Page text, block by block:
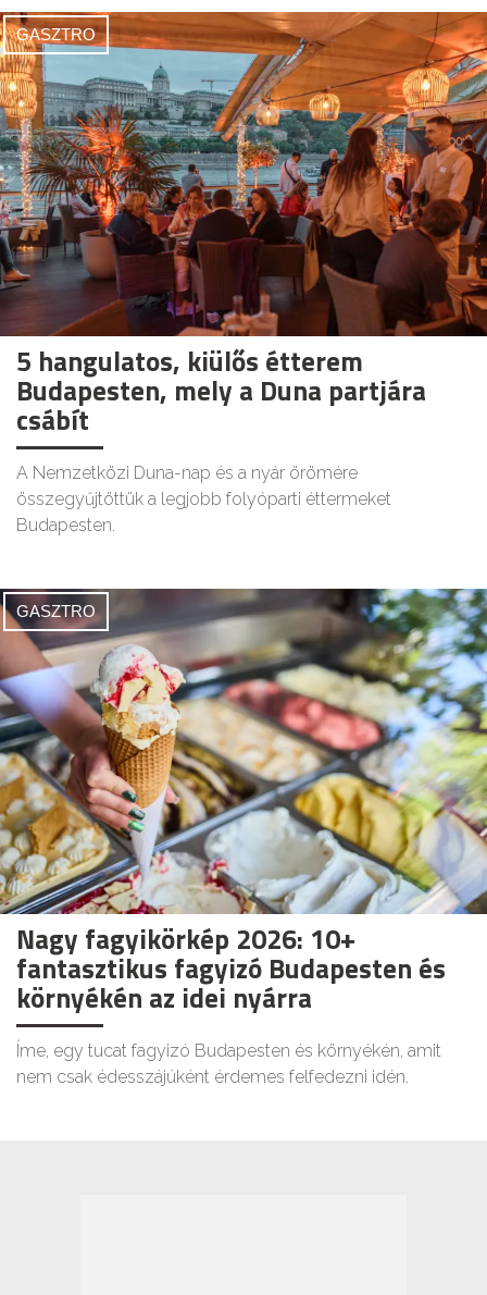
GASZTRO
5 hangulatos, kiülős étterem
Budapesten, mely a Duna partjára
csábít
A Nemzetközi Duna-nap és a nyár örömére
összegyűjtöttük a legjobb folyóparti éttermeket
Budapesten.
GASZTRO
Nagy fagyikörkép 2026: 10+
fantasztikus fagyizó Budapesten és
környékén az idei nyárra
Íme, egy tucat fagyizó Budapesten és környékén, amit
nem csak édesszájúként érdemes felfedezni idén.